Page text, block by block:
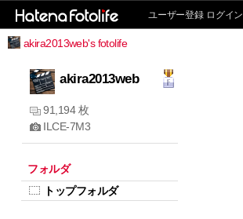
ユーザー登録 ログイン
akira2013web's fotolife
akira2013web
91,194 枚
ILCE-7M3
フォルダ
トップフォルダ